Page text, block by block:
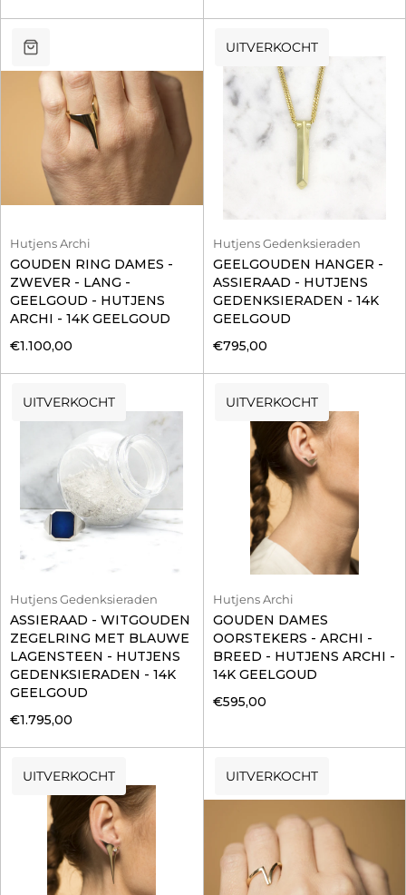
Hutjens Archi
GOUDEN RING DAMES -
ZWEVER - LANG -
GEELGOUD - HUTJENS
ARCHI - 14K GEELGOUD
€1.100,00
UITVERKOCHT
Hutjens Gedenksieraden
GEELGOUDEN HANGER -
ASSIERAAD - HUTJENS
GEDENKSIERADEN - 14K
GEELGOUD
€795,00
UITVERKOCHT
Hutjens Gedenksieraden
ASSIERAAD - WITGOUDEN
ZEGELRING MET BLAUWE
LAGENSTEEN - HUTJENS
GEDENKSIERADEN - 14K
GEELGOUD
€1.795,00
UITVERKOCHT
Hutjens Archi
GOUDEN DAMES
OORSTEKERS - ARCHI -
BREED - HUTJENS ARCHI -
14K GEELGOUD
€595,00
UITVERKOCHT UITVERKOCHT